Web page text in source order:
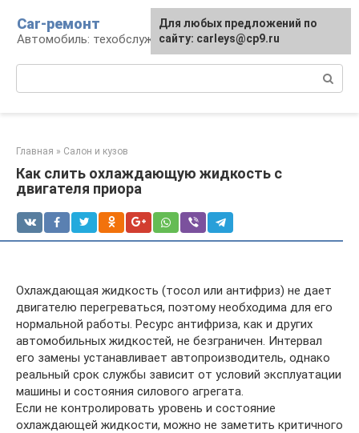
контенту
Car-ремонт
Автомобиль: техобслуживание и ремонт
Главная » Салон и кузов
Как слить охлаждающую жидкость с
двигателя приора
Охлаждающая жидкость (тосол или антифриз) не дает
двигателю перегреваться, поэтому необходима для его
нормальной работы. Ресурс антифриза, как и других
автомобильных жидкостей, не безграничен. Интервал
его замены устанавливает автопроизводитель, однако
реальный срок службы зависит от условий эксплуатации
машины и состояния силового агрегата.
Если не контролировать уровень и состояние
охлаждающей жидкости, можно не заметить критичного
Для любых предложений по
сайту: carleys@cp9.ru